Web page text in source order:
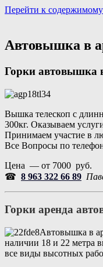
Перейти к содержимому
Автовышка в
Горки автовышка
Вышка телескоп с
300кг. Оказываем
Принимаем участие в
Все Вопросы по
Цена — от 7000 руб.
☎ 8 963 322 66 89
Горки аренда
Автовышка в
наличии 18 и 22 метра
все виды высотных